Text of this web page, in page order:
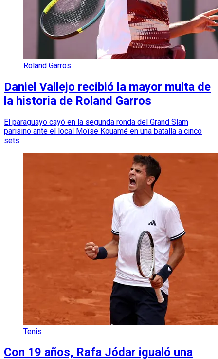
Roland Garros
Daniel Vallejo recibió la mayor multa de
la historia de Roland Garros
El paraguayo cayó en la segunda ronda del Grand Slam
parisino ante el local Moïse Kouamé en una batalla a cinco
sets.
Tenis
Con 19 años, Rafa Jódar igualó una